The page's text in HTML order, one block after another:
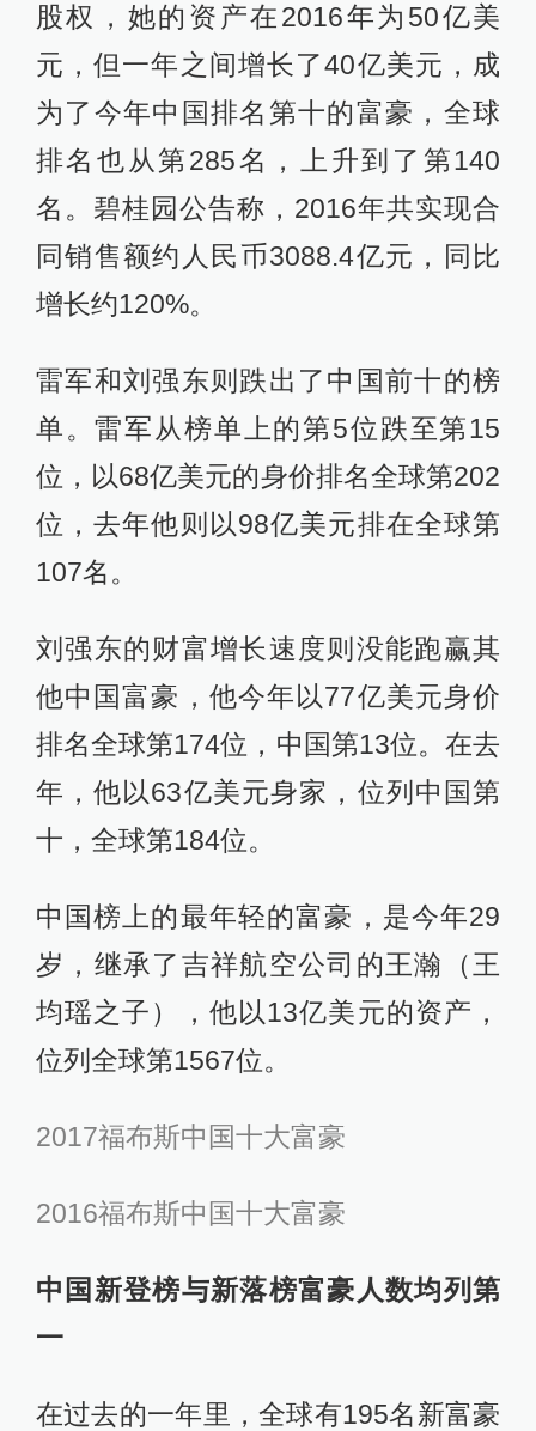
股权，她的资产在2016年为50亿美
元，但一年之间增长了40亿美元，成
为了今年中国排名第十的富豪，全球
排名也从第285名，上升到了第140
名。碧桂园公告称，2016年共实现合
同销售额约人民币3088.4亿元，同比
增长约120%。
雷军和刘强东则跌出了中国前十的榜
单。雷军从榜单上的第5位跌至第15
位，以68亿美元的身价排名全球第202
位，去年他则以98亿美元排在全球第
107名。
刘强东的财富增长速度则没能跑赢其
他中国富豪，他今年以77亿美元身价
排名全球第174位，中国第13位。在去
年，他以63亿美元身家，位列中国第
十，全球第184位。
中国榜上的最年轻的富豪，是今年29
岁，继承了吉祥航空公司的王瀚（王
均瑶之子），他以13亿美元的资产，
位列全球第1567位。
2017福布斯中国十大富豪
2016福布斯中国十大富豪
中国新登榜与新落榜富豪人数均列第
一
在过去的一年里，全球有195名新富豪